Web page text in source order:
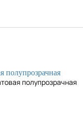
полупрозрачная